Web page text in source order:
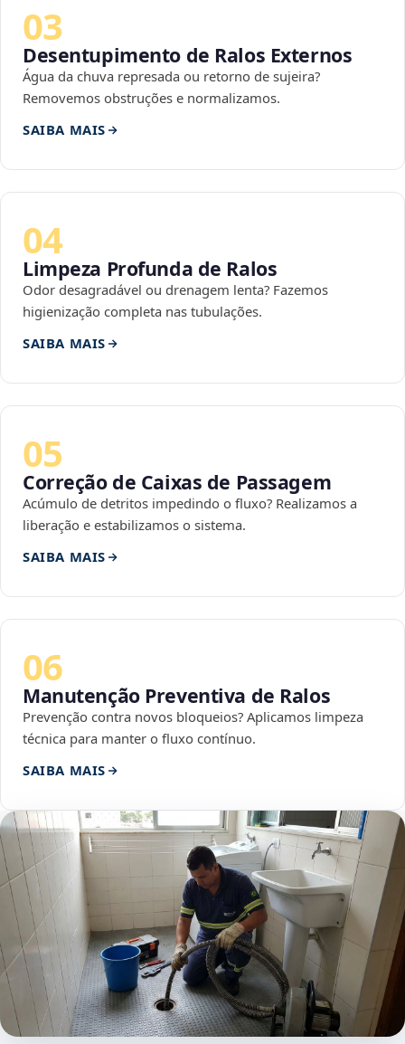
03
Desentupimento de Ralos Externos
Água da chuva represada ou retorno de sujeira?
Removemos obstruções e normalizamos.
SAIBA MAIS
04
Limpeza Profunda de Ralos
Odor desagradável ou drenagem lenta? Fazemos
higienização completa nas tubulações.
SAIBA MAIS
05
Correção de Caixas de Passagem
Acúmulo de detritos impedindo o fluxo? Realizamos a
liberação e estabilizamos o sistema.
SAIBA MAIS
06
Manutenção Preventiva de Ralos
Prevenção contra novos bloqueios? Aplicamos limpeza
técnica para manter o fluxo contínuo.
SAIBA MAIS